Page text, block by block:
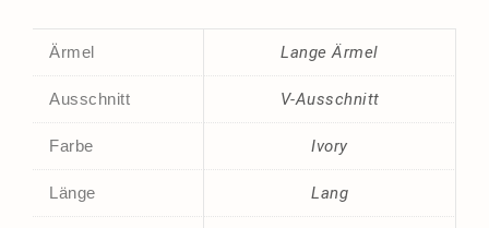
Ärmel Lange Ärmel
Ausschnitt V-Ausschnitt
Farbe Ivory
Länge Lang